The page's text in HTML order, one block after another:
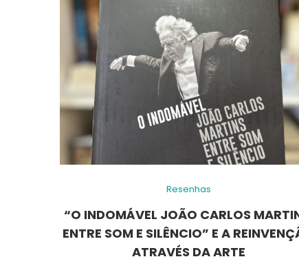
Resenhas
“O INDOMÁVEL JOÃO CARLOS
ENTRE SOM E SILÊNCIO” E A
ATRAVÉS DA ARTE